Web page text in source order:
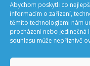
Abychom poskytli co
informacím o zařízení,
těmito technologiemi nám
procházení nebo jedinečná
souhlasu může nepříznivě